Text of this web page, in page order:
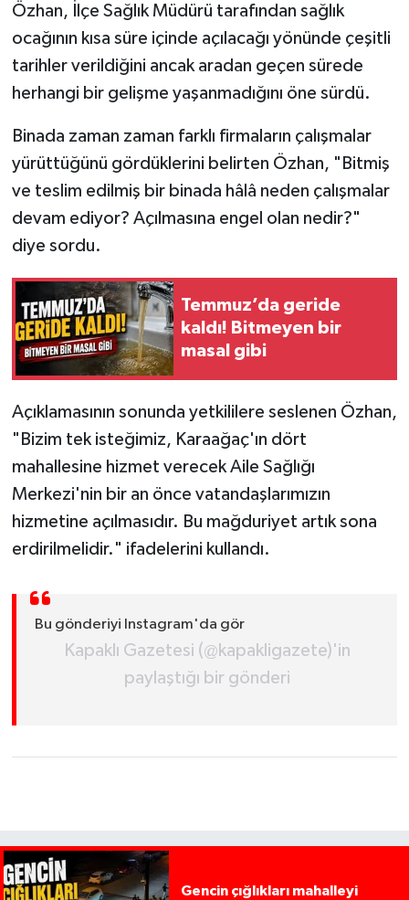
Özhan, İlçe Sağlık Müdürü tarafından sağlık
ocağının kısa süre içinde açılacağı yönünde çeşitli
tarihler verildiğini ancak aradan geçen sürede
herhangi bir gelişme yaşanmadığını öne sürdü.
Binada zaman zaman farklı firmaların çalışmalar
yürüttüğünü gördüklerini belirten Özhan, "Bitmiş
ve teslim edilmiş bir binada hâlâ neden çalışmalar
devam ediyor? Açılmasına engel olan nedir?"
diye sordu.
Temmuz’da geride
kaldı! Bitmeyen bir
masal gibi
Açıklamasının sonunda yetkililere seslenen Özhan,
"Bizim tek isteğimiz, Karaağaç'ın dört
mahallesine hizmet verecek Aile Sağlığı
Merkezi'nin bir an önce vatandaşlarımızın
hizmetine açılmasıdır. Bu mağduriyet artık sona
erdirilmelidir." ifadelerini kullandı.
Bu gönderiyi Instagram'da gör
Kapaklı Gazetesi (@kapakligazete)'in
paylaştığı bir gönderi
Gencin çığlıkları mahalleyi